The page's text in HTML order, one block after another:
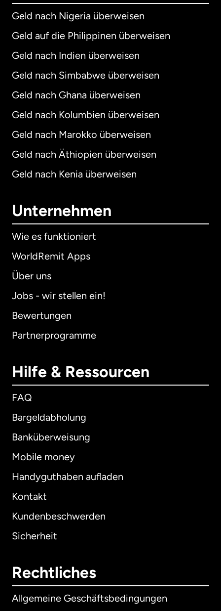
Geld nach Nigeria überweisen
Geld auf die Philippinen überweisen
Geld nach Indien überweisen
Geld nach Simbabwe überweisen
Geld nach Ghana überweisen
Geld nach Kolumbien überweisen
Geld nach Marokko überweisen
Geld nach Äthiopien überweisen
Geld nach Kenia überweisen
Unternehmen
Wie es funktioniert
WorldRemit Apps
Über uns
Jobs - wir stellen ein!
Bewertungen
Partnerprogramme
Hilfe & Ressourcen
FAQ
Bargeldabholung
Banküberweisung
Mobile money
Handyguthaben aufladen
Kontakt
Kundenbeschwerden
Sicherheit
Rechtliches
Allgemeine Geschäftsbedingungen